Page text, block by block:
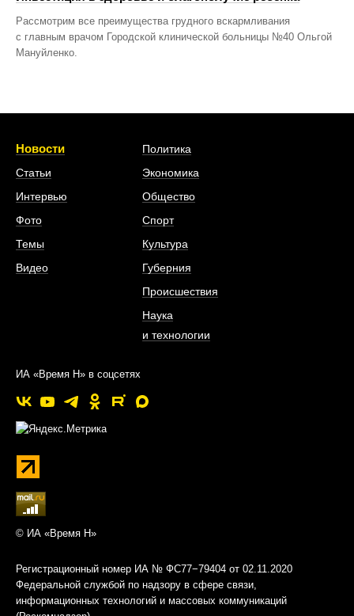
Рассмотрим все преимущества грудного вскармливания
с главным врачом Городской клинической больницы №40 Ольгой
Мануйленко.
Новости
Статьи
Интервью
Фото
Темы
Видео
Политика
Экономика
Общество
Спорт
Культура
Губерния
Происшествия
Наука
и технологии
ИА «Время Н» в соцсетях
© ИА «Время Н»
Регистрационный номер ИА № ФС77−79404 от 02.11.2020
Федеральной службой по надзору в сфере связи,
информационных технологий и массовых коммуникаций